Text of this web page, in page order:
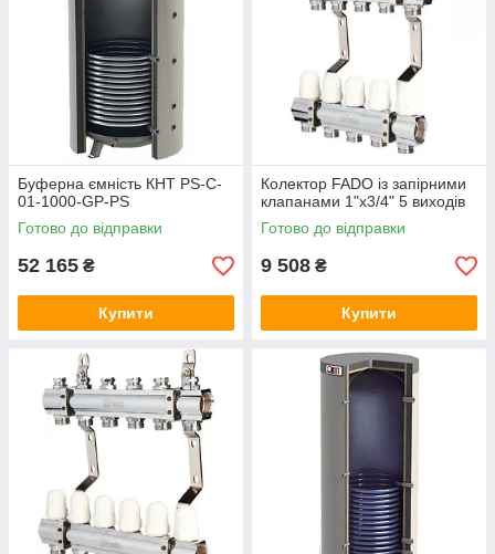
Буферна ємність КНТ PS-C-
01-1000-GP-PS
Готово до відправки
52 165 ₴
Купити
Колектор FADO із запірними
клапанами 1"х3/4" 5 виходів
Готово до відправки
9 508 ₴
Купити